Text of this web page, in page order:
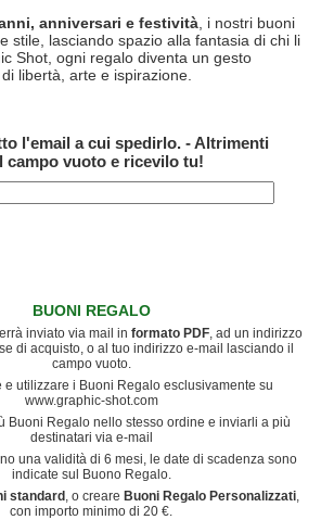
anniversari e festività , i nostri buoni
stile, lasciando spazio alla fantasia di chi li
Shot, ogni regalo diventa un gesto
libertà, arte e ispirazione.
l'email a cui spedirlo. - Altrimenti
campo vuoto e ricevilo tu!
BUONI REGALO
inviato via mail in formato PDF , ad un indirizzo
di acquisto, o al tuo indirizzo e-mail lasciando il
campo vuoto.
e utilizzare i Buoni Regalo esclusivamente su
www.graphic-shot.com
Buoni Regalo nello stesso ordine e inviarli a più
destinatari via e-mail
una validità di 6 mesi, le date di scadenza sono
indicate sul Buono Regalo.
standard , o creare Buoni Regalo Personalizzati
con importo minimo di 20 €.